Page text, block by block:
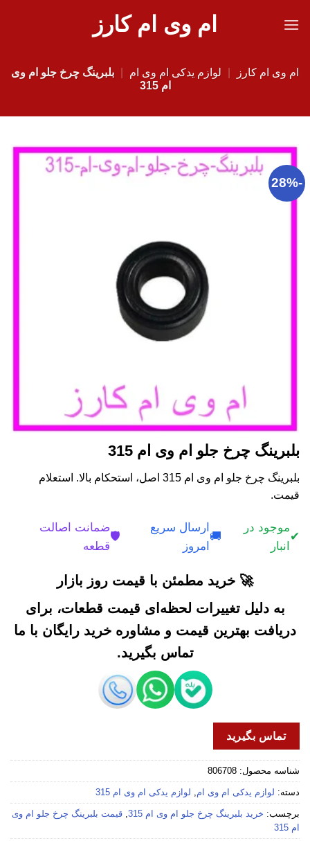
ام وی ام کارز
ام وی ام کارز لوازم یدکی ام وی ام
بلبرینگ چرخ جلو ام وی
ام 315
-28%
بلبرینگ چرخ جلو ام وی ام 315
بلبرینگ چرخ جلو ام وی ام 315 اصل، استحکام بالا. استعلام
قیمت.
✔
موجود در
انبار
🚚
ارسال سریع
امروز
🛡️
ضمانت اصالت
قطعه
🚀 خرید مطمئن با قیمت روز بازار
به دلیل تغییرات لحظه‌ای قیمت قطعات، برای
دریافت بهترین قیمت و مشاوره خرید رایگان با ما
تماس بگیرید.
تماس بگیرید
شناسه محصول: 806708
دسته: لوازم یدکی ام وی ام, لوازم یدکی ام وی ام 315
برچسب: خرید بلبرینگ چرخ جلو ام وی ام 315 , قیمت بلبرینگ چرخ جلو ام وی
ام 315